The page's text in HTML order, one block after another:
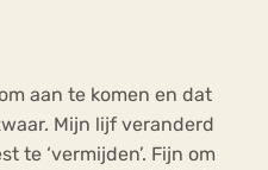
aan te komen en dat
Mijn lijf veranderd
te ‘vermijden’. Fijn om